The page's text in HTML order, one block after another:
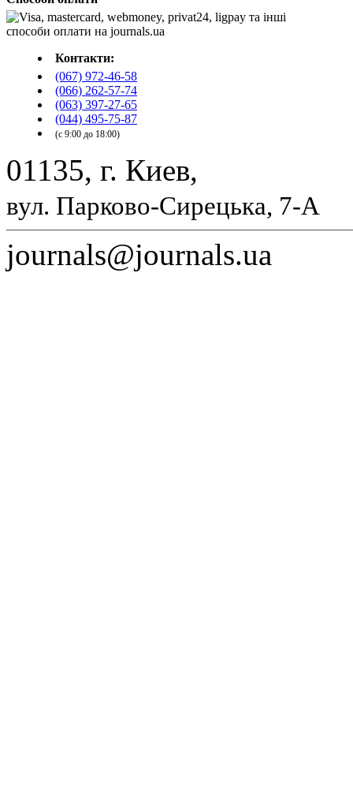
Контакти:
(067) 972-46-58
(066) 262-57-74
(063) 397-27-65
(044) 495-75-87
(с 9:00 до 18:00)
01135, г. Киев,
вул. Парково-Сирецька, 7-А
journals@journals.ua